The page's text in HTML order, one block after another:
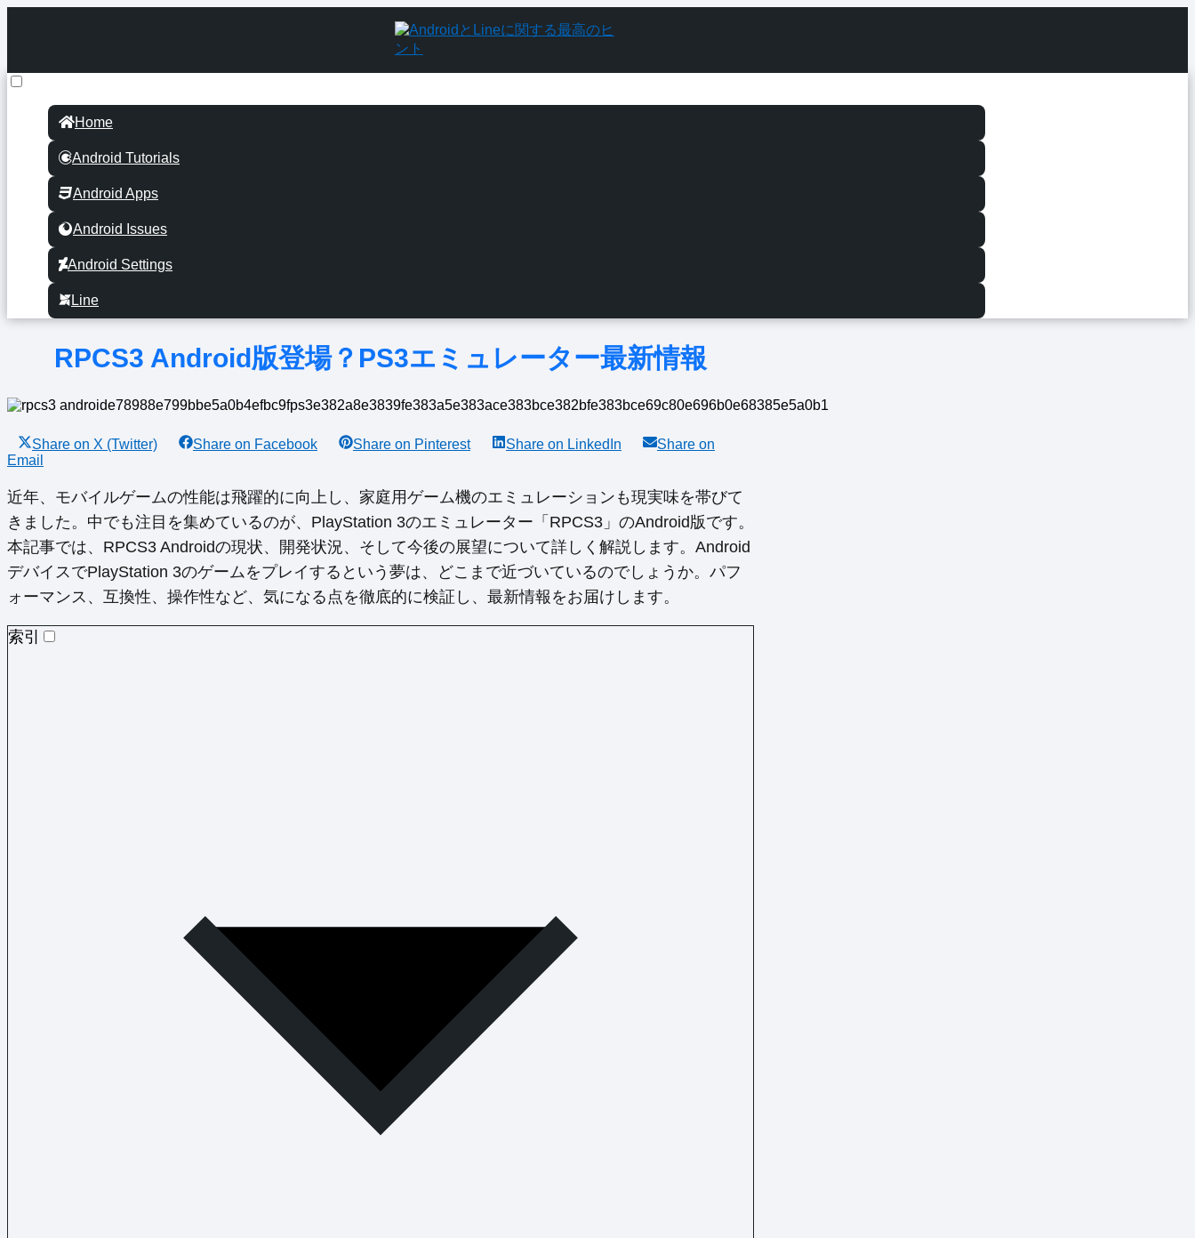
Home
Android Tutorials
Android Apps
Android Issues
Android Settings
Line
RPCS3 Android版登場？PS3エミュレーター最新情報
Share on X (Twitter) Share on Facebook Share on Pinterest Share on LinkedIn
Share on
Email
近年、モバイルゲームの性能は飛躍的に向上し、家庭用ゲーム機のエミュレーションも現実味を帯びて
きました。中でも注目を集めているのが、PlayStation 3のエミュレーター「RPCS3」のAndroid版です。
本記事では、RPCS3 Androidの現状、開発状況、そして今後の展望について詳しく解説します。Android
デバイスでPlayStation 3のゲームをプレイするという夢は、どこまで近づいているのでしょうか。パフ
ォーマンス、互換性、操作性など、気になる点を徹底的に検証し、最新情報をお届けします。
索引